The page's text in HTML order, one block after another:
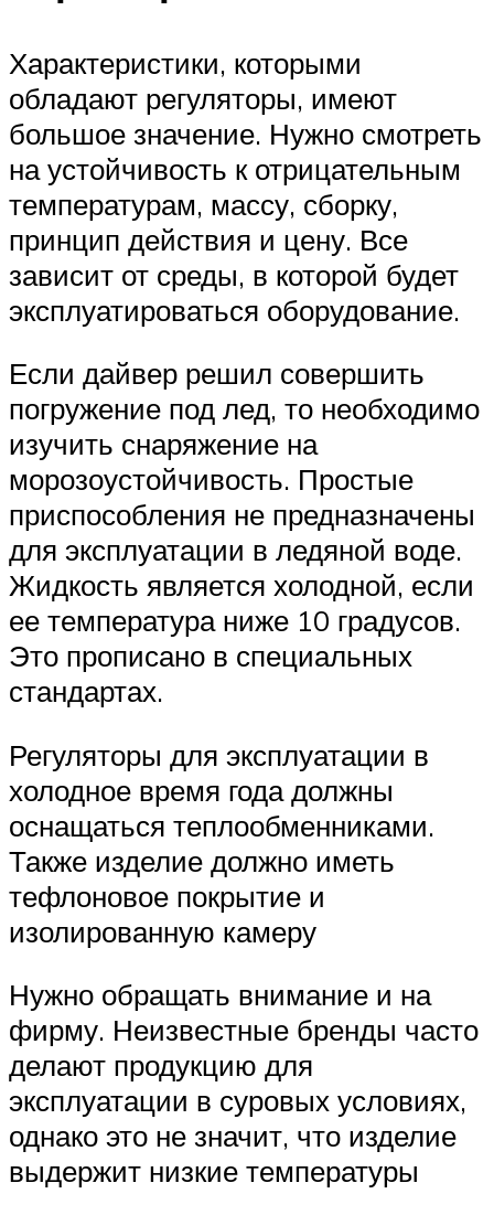
Характеристики, которыми
обладают регуляторы, имеют
большое значение. Нужно смотреть
на устойчивость к отрицательным
температурам, массу, сборку,
принцип действия и цену. Все
зависит от среды, в которой будет
эксплуатироваться оборудование.
Если дайвер решил совершить
погружение под лед, то необходимо
изучить снаряжение на
морозоустойчивость. Простые
приспособления не предназначены
для эксплуатации в ледяной воде.
Жидкость является холодной, если
ее температура ниже 10 градусов.
Это прописано в специальных
стандартах.
Регуляторы для эксплуатации в
холодное время года должны
оснащаться теплообменниками.
Также изделие должно иметь
тефлоновое покрытие и
изолированную камеру
Нужно обращать внимание и на
фирму. Неизвестные бренды часто
делают продукцию для
эксплуатации в суровых условиях,
однако это не значит, что изделие
выдержит низкие температуры